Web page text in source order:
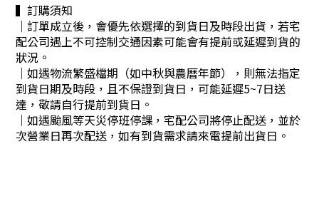
▍訂購須知
｜訂單成立後，會優先依選擇的到貨日及時段出貨，若宅
配公司遇上不可控制交通因素可能會有提前或延遲到貨的
狀況。
｜ 如遇物流繁盛檔期（如中秋與農曆年節），則無法指定
到貨日期及時段，且不保證到貨日，可能延遲5~7日送
達，敬請自行提前到貨日。
｜ 如遇颱風等天災停班停課，宅配公司將停止配送，並於
次營業日再次配送，如有到貨需求請來電提前出貨日。